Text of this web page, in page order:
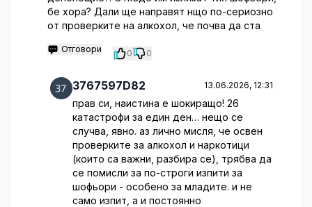
бе хора? Дали ще направят нщо по-сериозно
от проверките на алкохол, че почва да ста
Отговори 0 0
3767597D82 13.06.2026, 12:31
прав си, наистина е шокиращо! 26
катастрофи за един ден… нещо се
случва, явно. аз лично мисля, че освен
проверките за алкохол и наркотици
(които са важни, разбира се), трябва да
се помисли за по-строги изпити за
шофьори - особено за младите. и не
само изпит, а и постоянно